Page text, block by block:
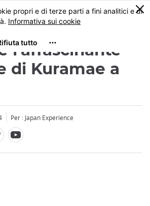
0
l'affascinante
di Kuramae a
Per : Japan Experience